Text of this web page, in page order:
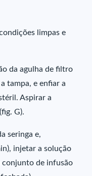
limpas e
da agulha de filtro
tampa, e enfiar a
Aspirar a
G).
seringa e,
injetar a solução
conjunto de infusão